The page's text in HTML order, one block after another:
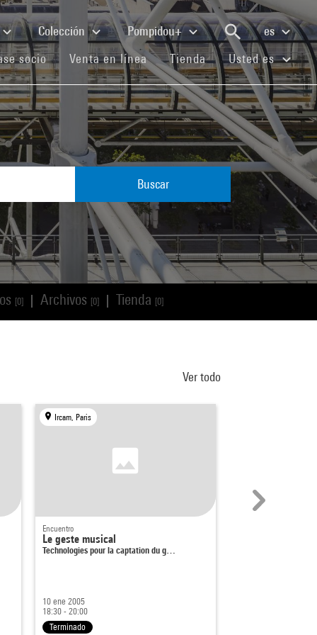
Colección Pompidou+
es
socio(current)Venta en línea(current)
Tienda(current)Usted es
Buscar
[0] Archivos [0] Tienda [0]
Ver todo
Ircam, Paris
Encuentro
Le geste musical
Technologies pour la captation du g…
10 ene 2005
18:30 - 20:00
Terminado